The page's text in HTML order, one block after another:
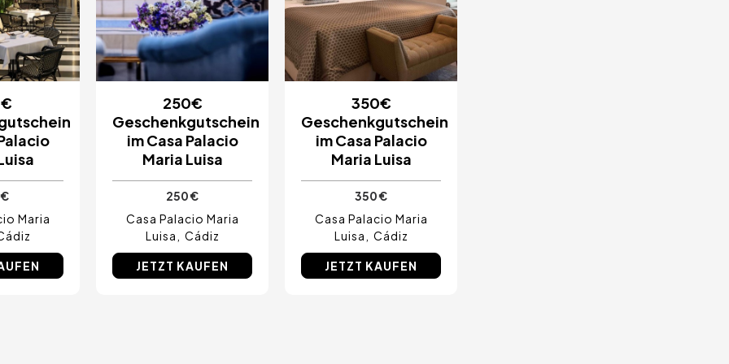
Maria
250€
Geschenkgutschein
im Casa Palacio
Maria Luisa
250 €
Casa Palacio Maria
Luisa
Cádiz
JETZT KAUFEN
350€
Geschenkgutschein
im Casa Palacio
Maria Luisa
350 €
Casa Palacio Maria
Luisa
Cádiz
JETZT KAUFEN